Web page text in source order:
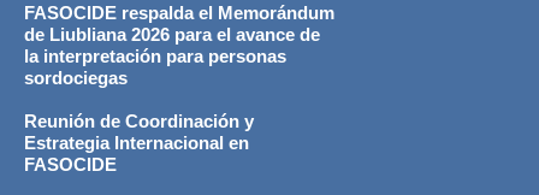
FASOCIDE respalda el Memorándum
de Liubliana 2026 para el avance de
la interpretación para personas
sordociegas
Reunión de Coordinación y
Estrategia Internacional en
FASOCIDE